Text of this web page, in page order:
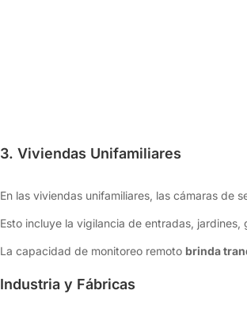
3. Viviendas Unifamiliares
En las viviendas unifamiliares, las cámaras de
Esto incluye la vigilancia de entradas, jardines,
La capacidad de monitoreo remoto brinda
Industria y Fábricas